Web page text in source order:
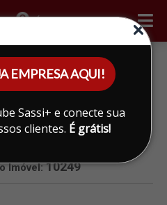
EMPRESA AQUI!
Sassi+ e conecte sua
clientes. É grátis!
ÁREA DO CLIENTE
EM CENTRO,
Imóvel:10249